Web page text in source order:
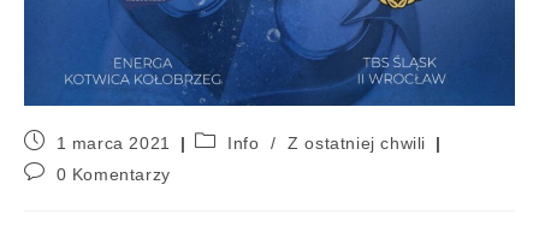
1 marca 2021 Info /
Z ostatniej chwili
0 Komentarzy